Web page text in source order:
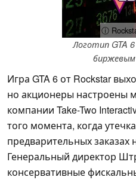
ⓘ
Логотип GTA
Игра GTA 6 от Rockstar
но акционеры настроены
компании Take-Two
того момента, когда
предварительных заказах
Генеральный директор
консервативные